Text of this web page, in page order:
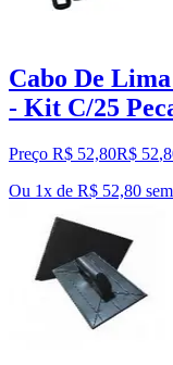
Cabo De
- Kit C/25
Preço R$ 52,80R$ 52,
Ou 1x de R$ 52,80